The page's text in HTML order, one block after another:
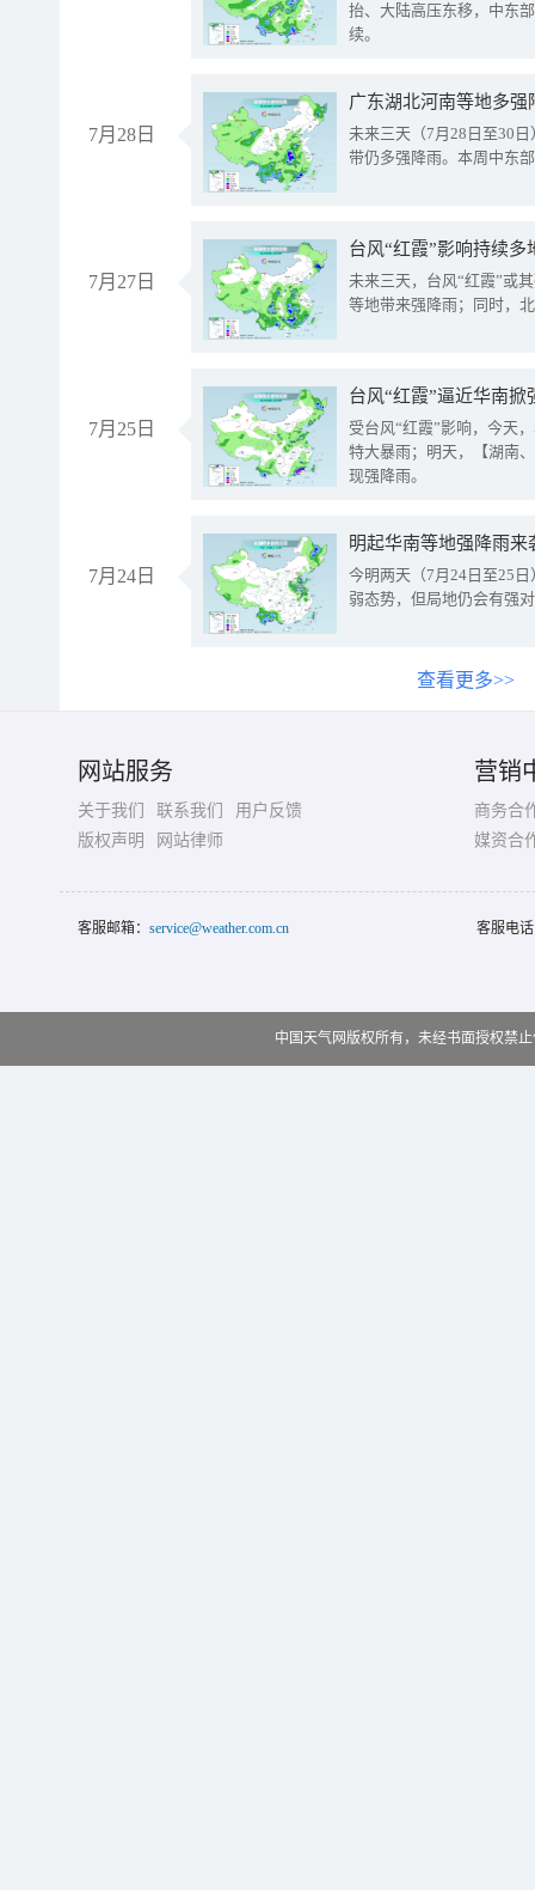
抬、大陆高压东移，中东
续。
7月28日
广东湖北河南等地多
未来三天（7月28日至30
带仍多强降雨。本周中东
7月27日
台风“红霞”影响持续
未来三天，台风“红霞”或
等地带来强降雨；同时，
7月25日
台风“红霞”逼近华南
受台风“红霞”影响，今天
特大暴雨；明天，【湖南
现强降雨。
7月24日
明起华南等地强降雨
今明两天（7月24日至25
弱态势，但局地仍会有强
查看更多>>
网站服务
关于我们 联系我们
用户反馈
版权声明
网站律师
营销
商务合
媒资合
客服邮箱： service@weather.com.cn 客服电
中国天气网版权所有，未经书面授权